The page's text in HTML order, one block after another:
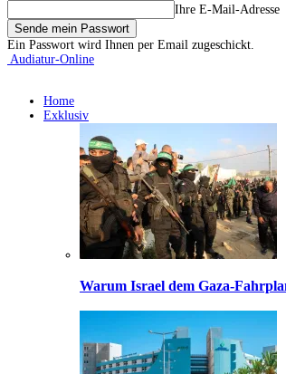
Ihre E-Mail-Adresse
Ein Passwort wird Ihnen per Email zugeschickt.
Audiatur-Online
Home
Exklusiv
Warum Israel dem Gaza-